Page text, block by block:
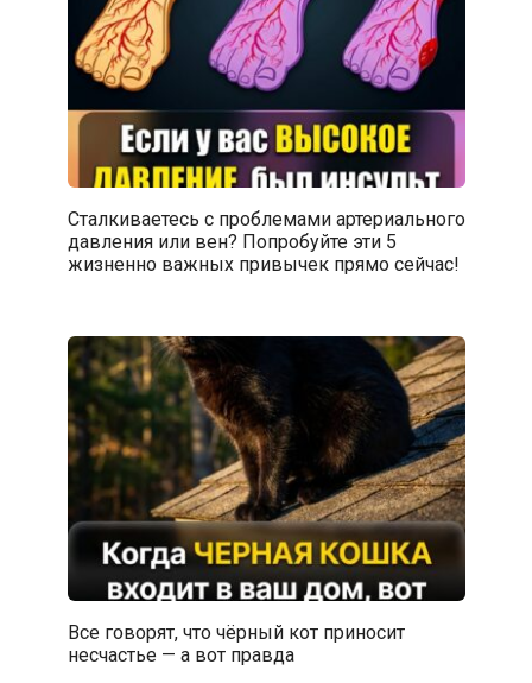
Сталкиваетесь с проблемами артериального
давления или вен? Попробуйте эти 5
жизненно важных привычек прямо сейчас!
Все говорят, что чёрный кот приносит
несчастье — а вот правда